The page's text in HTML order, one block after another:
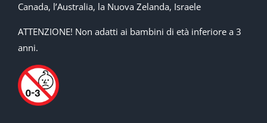
Canada, l’Australia, la Nuova Zelanda, Israele
ATTENZIONE! Non adatti ai bambini di età inferiore a 3
anni.